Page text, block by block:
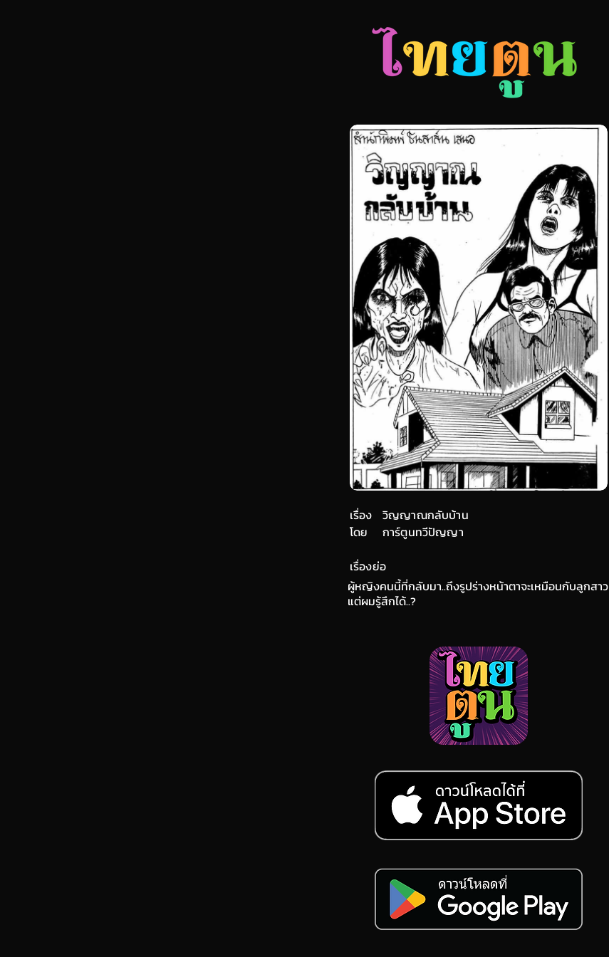
เรื่อง
โดย
วิญญาณกลับบ้าน
การ์ตูนทวีปัญญา
เรื่องย่อ
ผู้หญิงคนนี้ที่กลับมา..ถึงรูปร่างหน้าตาจะเหมือนกับลูกสาว
แต่ผมรู้สึกได้..?